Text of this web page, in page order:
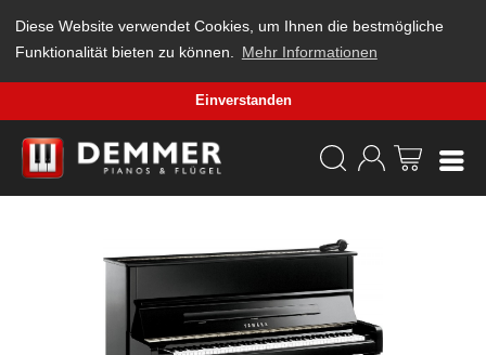
Diese Website verwendet Cookies, um Ihnen die bestmögliche
Funktionalität bieten zu können.
Mehr Informationen
Einverstanden